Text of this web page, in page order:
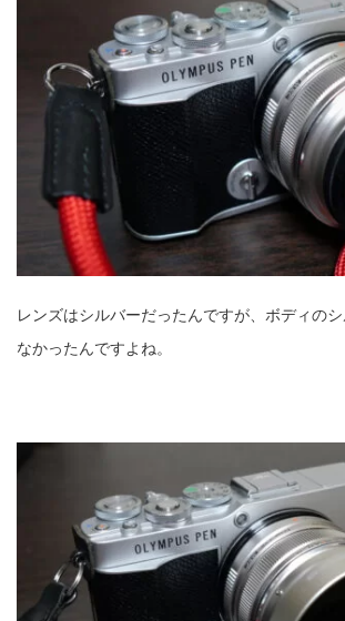
レンズはシルバーだったんですが、ボディの
なかったんですよね。